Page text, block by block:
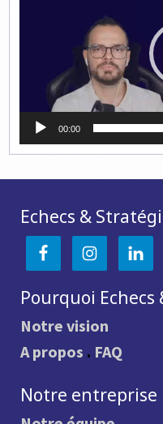
00:00
Echecs &
Pourquoi Echecs
Notre vision
A propos . FAQ
Notre entreprise